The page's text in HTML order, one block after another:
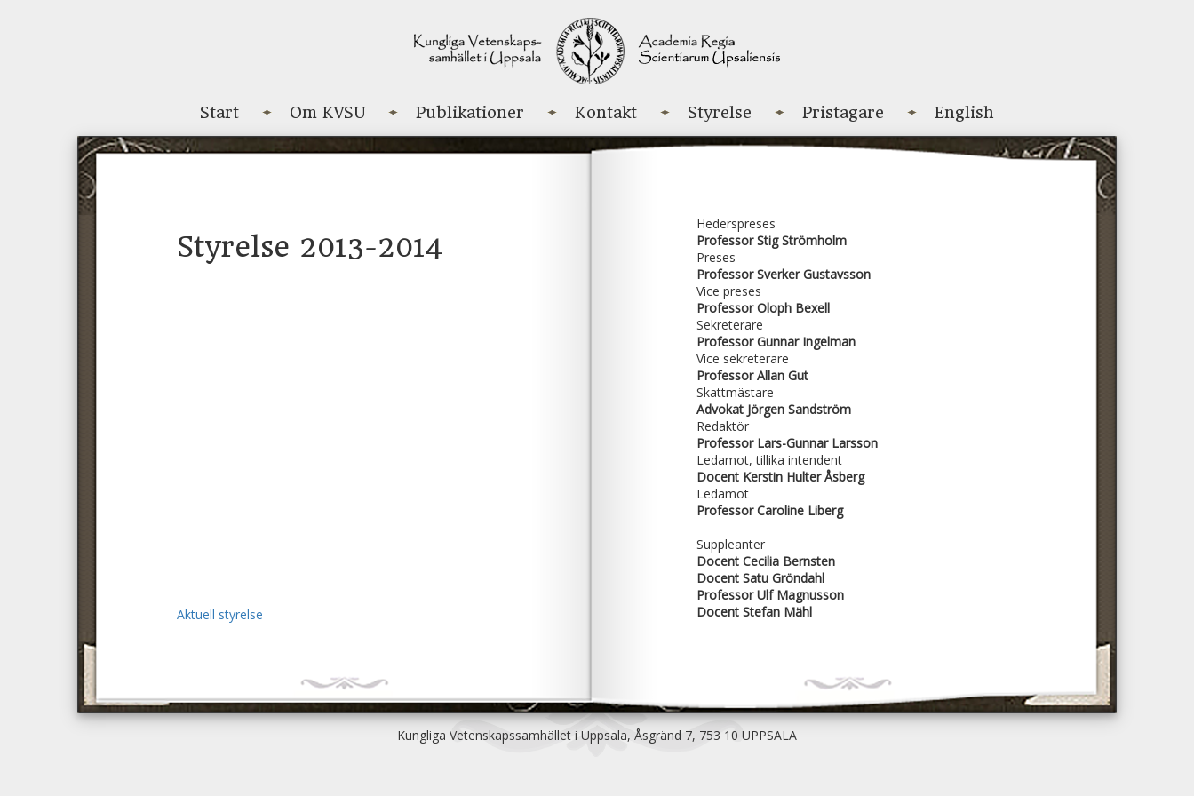
Start Om KVSU Publikationer Kontakt Styrelse Pristagare English
Styrelse 2013-2014
Aktuell styrelse
Hederspreses
Professor Stig Strömholm
Preses
Professor Sverker Gustavsson
Vice preses
Professor Oloph Bexell
Sekreterare
Professor Gunnar Ingelman
Vice sekreterare
Professor Allan Gut
Skattmästare
Advokat Jörgen Sandström
Redaktör
Professor Lars-Gunnar Larsson
Ledamot, tillika intendent
Docent Kerstin Hulter Åsberg
Ledamot
Professor Caroline Liberg
Suppleanter
Docent Cecilia Bernsten
Docent Satu Gröndahl
Professor Ulf Magnusson
Docent Stefan Mähl
Kungliga Vetenskapssamhället i Uppsala, Åsgränd 7, 753 10 UPPSALA